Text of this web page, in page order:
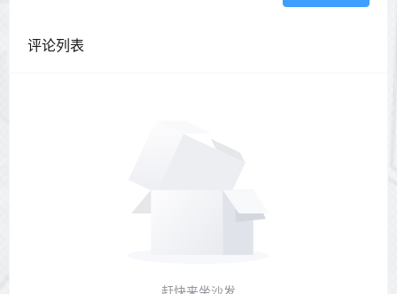
评论列表
赶快来坐沙发